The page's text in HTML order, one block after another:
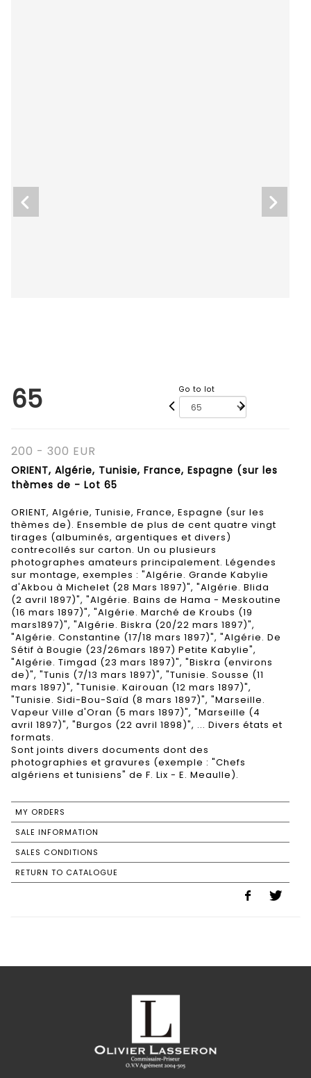
65 Go to lot
200 - 300 EUR
ORIENT, Algérie, Tunisie, France, Espagne (sur les
thèmes de - Lot 65
ORIENT, Algérie, Tunisie, France, Espagne (sur les
thèmes de). Ensemble de plus de cent quatre vingt
tirages (albuminés, argentiques et divers)
contrecollés sur carton. Un ou plusieurs
photographes amateurs principalement. Légendes
sur montage, exemples : "Algérie. Grande Kabylie
d'Akbou à Michelet (28 Mars 1897)", "Algérie. Blida
(2 avril 1897)", "Algérie. Bains de Hama - Meskoutine
(16 mars 1897)", "Algérie. Marché de Kroubs (19
mars1897)", "Algérie. Biskra (20/22 mars 1897)",
"Algérie. Constantine (17/18 mars 1897)", "Algérie. De
Sétif à Bougie (23/26mars 1897) Petite Kabylie",
"Algérie. Timgad (23 mars 1897)", "Biskra (environs
de)", "Tunis (7/13 mars 1897)", "Tunisie. Sousse (11
mars 1897)", "Tunisie. Kairouan (12 mars 1897)",
"Tunisie. Sidi-Bou-Saïd (8 mars 1897)", "Marseille.
Vapeur Ville d'Oran (5 mars 1897)", "Marseille (4
avril 1897)", "Burgos (22 avril 1898)", ... Divers états et
formats.
Sont joints divers documents dont des
photographies et gravures (exemple : "Chefs
algériens et tunisiens" de F. Lix - E. Meaulle).
MY ORDERS
SALE INFORMATION
SALES CONDITIONS
RETURN TO CATALOGUE